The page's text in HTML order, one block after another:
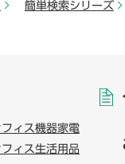
簡単検索シリーズ
フィス機器家電
フィス生活用品